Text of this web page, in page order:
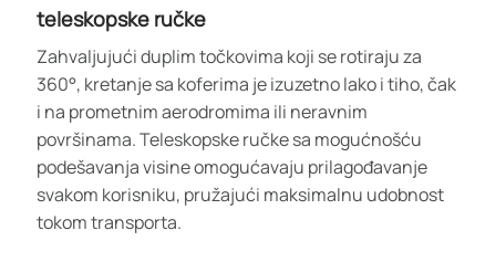
teleskopske ručke
Zahvaljujući duplim točkovima koji se rotiraju za
360°, kretanje sa koferima je izuzetno lako i tiho, čak
i na prometnim aerodromima ili neravnim
površinama. Teleskopske ručke sa mogućnošću
podešavanja visine omogućavaju prilagođavanje
svakom korisniku, pružajući maksimalnu udobnost
tokom transporta.